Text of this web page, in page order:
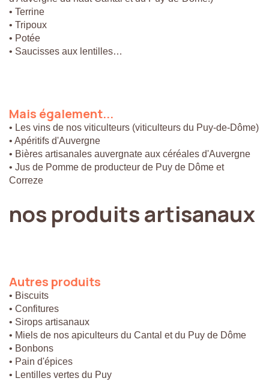
• Terrine
• Tripoux
• Potée
• Saucisses aux lentilles…
Mais également...
• Les vins de nos viticulteurs (viticulteurs du Puy-de-Dôme)
• Apéritifs d'Auvergne
• Bières artisanales auvergnate aux céréales d'Auvergne
• Jus de Pomme de producteur de Puy de Dôme et
Correze
nos produitsartisanaux
Autres produits
• Biscuits
• Confitures
• Sirops artisanaux
• Miels de nos apiculteurs du Cantal et du Puy de Dôme
• Bonbons
• Pain d'épices
• Lentilles vertes du Puy